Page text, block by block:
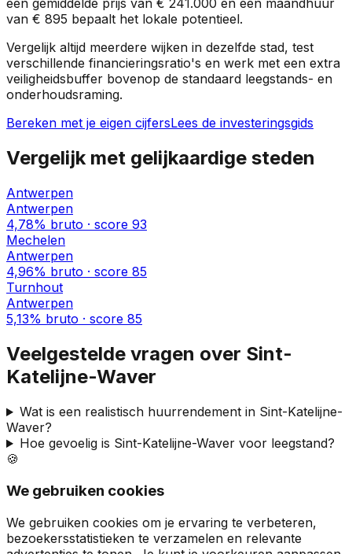
een gemiddelde prijs van € 241.000 en een maandhuur
van € 895 bepaalt het lokale potentieel.
Vergelijk altijd meerdere wijken in dezelfde stad, test
verschillende financieringsratio's en werk met een extra
veiligheidsbuffer bovenop de standaard leegstands- en
onderhoudsraming.
Bereken met je eigen cijfersLees de investeringsgids
Vergelijk met gelijkaardige steden
Antwerpen
Antwerpen
4,78% bruto · score 93
Mechelen
Antwerpen
4,96% bruto · score 85
Turnhout
Antwerpen
5,13% bruto · score 85
Veelgestelde vragen over Sint-
Katelijne-Waver
Wat is een realistisch huurrendement in Sint-Katelijne-
Waver?
Hoe gevoelig is Sint-Katelijne-Wavervoor leegstand?
🍪
We gebruiken cookies
We gebruiken cookies om je ervaring te verbeteren,
bezoekersstatistieken te verzamelen en relevante